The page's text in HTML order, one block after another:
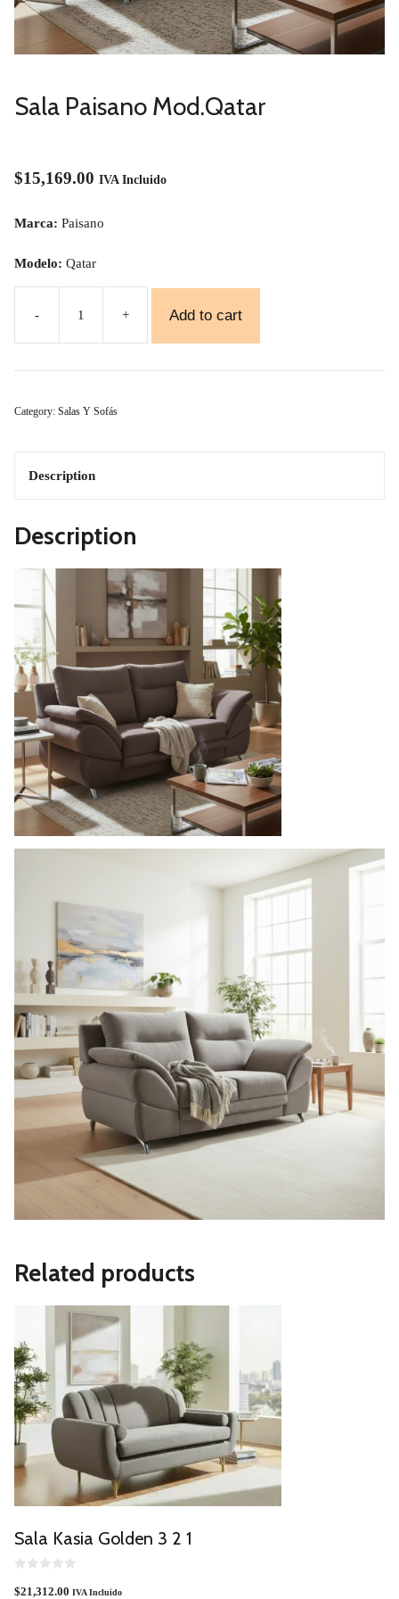
Sala Paisano Mod.Qatar
$15,169.00 IVA Incluido
Marca: Paisano
Modelo: Qatar
-
+ Add to cart
Category: Salas Y Sofás
Description
Description
Related products
Sala Kasia Golden 3 2 1
O
$21,312.00 IVA Incluido